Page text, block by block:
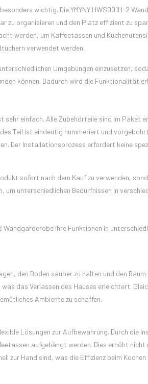
wichtig. Die YMYNY HWS001H-2
zu organisieren und den Platz effizient zu
werden, um Kaffeetassen und
verwendet werden.
Umgebungen einzusetzen,
können. Dadurch wird die Funktionalität
sehr einfach. Alle Zubehörteile sind im Paket
Teil ist eindeutig nummeriert und
Der Installationsprozess erfordert keine
sofort nach dem Kauf zu verwenden,
unterschiedlichen Bedürfnissen in
Wandgarderobe ihre Funktionen in
den Boden sauber zu halten und den
das Verlassen des Hauses erleichtert.
Ambiente zu schaffen.
Lösungen zur Aufbewahrung. Durch die
aufgehängt werden. Dies erhöht
zur Hand sind, was die Effizienz beim